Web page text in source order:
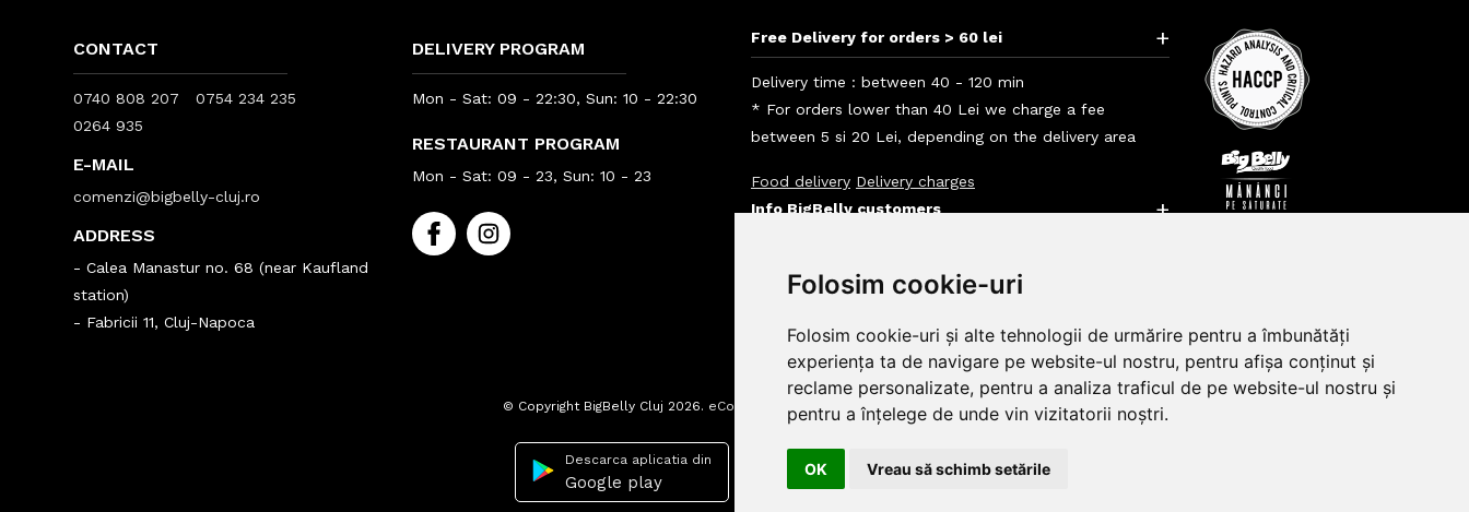
Folosim cookie-uri
Folosim cookie-uri și alte tehnologii de urmărire pentru a îmbunătăți
experiența ta de navigare pe website-ul nostru, pentru afișa conținut și
reclame personalizate, pentru a analiza traficul de pe website-ul nostru și
pentru a înțelege de unde vin vizitatorii noștri.
OK Vreau să schimb setările
CONTACT
0740 808 207
0754 234 235
0264 935
E-MAIL
comenzi@bigbelly-cluj.ro
ADDRESS
- Calea Manastur no. 68 (near Kaufland
station)
- Fabricii 11, Cluj-Napoca
DELIVERY PROGRAM
Mon - Sat: 09 - 22:30, Sun: 10 - 22:30
RESTAURANT PROGRAM
Mon - Sat: 09 - 23, Sun: 10 - 23
Free Delivery for orders > 60 lei +
Delivery time : between 40 - 120 min
* For orders lower than 40 Lei we charge a fee
between 5 si 20 Lei, depending on the delivery area
Food delivery Delivery charges
Info BigBelly customers
+
© Copyright BigBelly Cluj 2026. eCommerce Website by
Descarca aplicatia din
Google play
Descarca aplicatia din
App Store